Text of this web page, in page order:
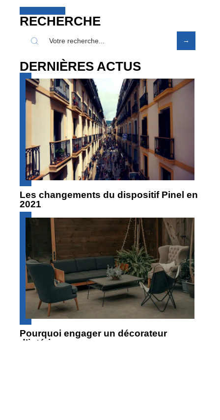
RECHERCHE
DERNIÈRES ACTUS
Les changements du dispositif Pinel en
2021
Pourquoi engager un décorateur
d’intérieur